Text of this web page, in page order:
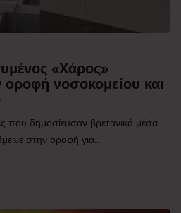
«Χάρος»
νοσοκομείου και
που δημοσίευσαν βρετανικά μέσα
στην οροφή για...